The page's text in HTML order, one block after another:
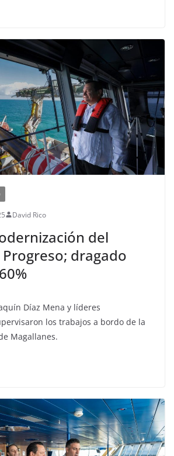
David Rico
del
dragado
Díaz Mena y líderes
los trabajos a bordo de la
Magallanes.